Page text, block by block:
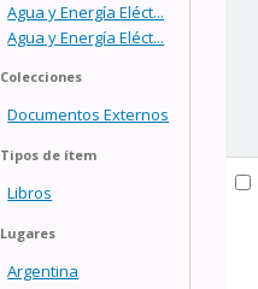
Agua y Energía Eléct...
Agua y Energía Eléct...
Colecciones
Documentos Externos
Tipos de ítem
Libros
Lugares
Argentina